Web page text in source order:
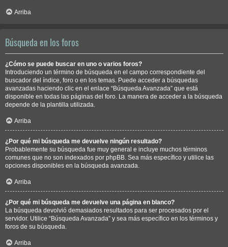
Arriba
Búsqueda en los foros
¿Cómo se puede buscar en uno o varios foros?
Introduciendo un término de búsqueda en el campo correspondiente del
buscador del índice, foro o en los temas. Puede acceder a búsquedas
avanzadas haciendo clic en el enlace “Búsqueda Avanzada” que está
disponible en todas las páginas del foro. La manera de acceder a la búsqueda
depende de la plantilla utilizada.
Arriba
¿Por qué mi búsqueda me devuelve ningún resultado?
Probablemente su búsqueda fue muy general e incluye muchos términos
comunes que no son indexados por phpBB. Sea más específico y utilice las
opciones disponibles en la búsqueda avanzada.
Arriba
¿Por qué mi búsqueda me devuelve una página en blanco?
La búsqueda devolvió demasiados resultados para ser procesados por el
servidor. Utilice “Búsqueda Avanzada” y sea más específico en los términos y
foros de su búsqueda.
Arriba